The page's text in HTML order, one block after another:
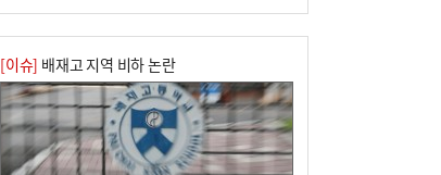
[이슈] 배재고 지역 비하 논란